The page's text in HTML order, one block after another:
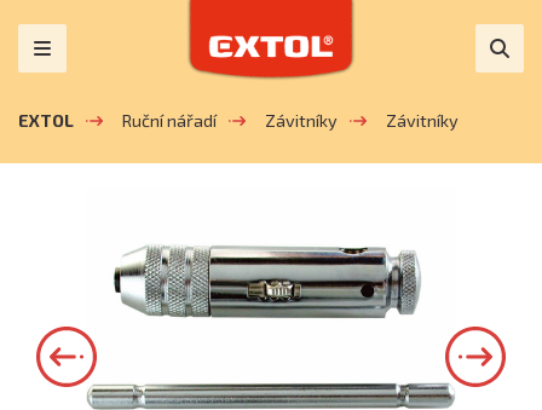
EXTOL Ruční nářadí Závitníky Závitníky